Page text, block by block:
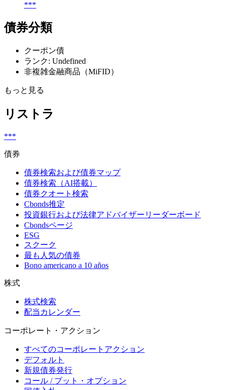
***
債券分類
クーポン債
ランク: Undefined
非複雑金融商品（MiFID）
もっと見る
リストラ
***
債券
債券検索および債券マップ
債券検索（AI搭載）
債券クオート検索
Cbonds推定
投資銀行および法律アドバイザーリーダーボード
Cbondsページ
ESG
スクーク
最も人気の債券
Bono americano a 10 años
株式
株式検索
配当カレンダー
コーポレート・アクション
すべてのコーポレートアクション
デフォルト
新規債券発行
コール / プット・オプション